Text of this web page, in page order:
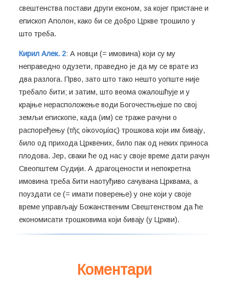
свештенства постави други економ, за којег пристане и
епископ Аполон, како би се добро Цркве трошило у
што треба.
Кирил Алек. 2: А новци (= имовина) који су му
неправедно одузети, праведно је да му се врате из
два разлога. Прво, зато што тако нешто уопште није
требало бити; и затим, што веома ожалошћује и у
крајње нерасположење води Богочестњејше по свој
земљи епископе, када (им) се траже рачуни о
распоређењу (τῆς οἰκονομίας) трошкова који им бивају,
било од прихода Црквених, било пак од неких приноса
плодова. Јер, сваки ће од нас у своје време дати рачун
Свеопштем Судији. А драгоцености и непокретна
имовина треба бити наотуђиво сачувана Црквама, а
поуздати се (= имати поверење) у оне који у своје
време управљају Божанственим Свештенством да ће
економисати трошковима који бивају (у Цркви).
Коментари